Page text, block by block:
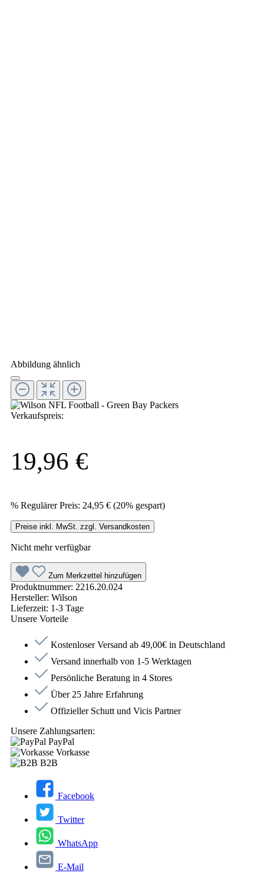
Abbildung ähnlich
Verkaufspreis:
19,96 €
% Regulärer Preis: 24,95 € (20% gespart)
Preise inkl. MwSt. zzgl. Versandkosten
Nicht mehr verfügbar
Zum Merkzettel hinzufügen
Produktnummer: 2216.20.024
Hersteller: Wilson
Lieferzeit: 1-3 Tage
Unsere Vorteile
Kostenloser Versand ab 49,00€ in Deutschland
Versand innerhalb von 1-5 Werktagen
Persönliche Beratung in 4 Stores
Über 25 Jahre Erfahrung
Offizieller Schutt und Vicis Partner
Unsere Zahlungsarten:
PayPal
Vorkasse
B2B
Facebook
Twitter
WhatsApp
E-Mail